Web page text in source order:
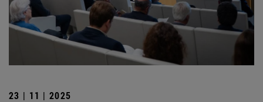
23 | 11 | 2025